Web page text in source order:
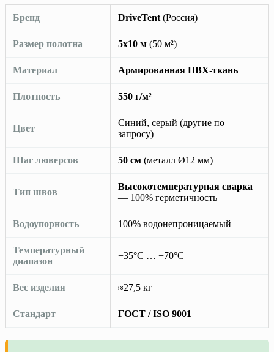
Бренд DriveTent (Россия)
Размер полотна 5х10 м (50 м²)
Материал Армированная ПВХ-ткань
Плотность 550 г/м²
Цвет
Синий, серый (другие по
запросу)
Шаг люверсов 50 см (металл Ø12 мм)
Тип швов
Высокотемпературная сварка
— 100% герметичность
Водоупорность 100% водонепроницаемый
Температурный
диапазон
−35°C … +70°C
Вес изделия ≈27,5 кг
Стандарт ГОСТ / ISO 9001